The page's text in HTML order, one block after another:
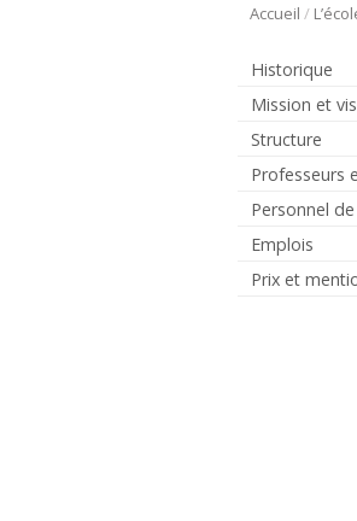
Accueil /
Historique
Mission et
Structure
Professeurs
Personnel
Emplois
Prix et